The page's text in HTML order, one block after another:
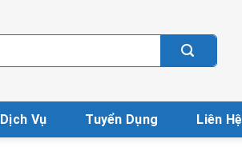
Dịch Vụ Tuyển Dụng Liên Hệ